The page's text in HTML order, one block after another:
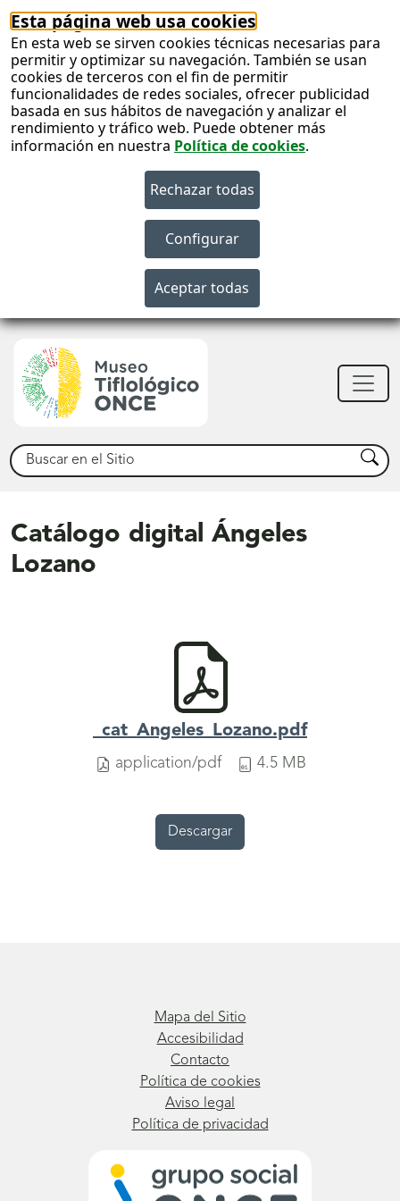
Esta página web usa cookies
En esta web se sirven cookies técnicas necesarias para
permitir y optimizar su navegación. También se usan
cookies de terceros con el fin de permitir
funcionalidades de redes sociales, ofrecer publicidad
basada en sus hábitos de navegación y analizar el
rendimiento y tráfico web. Puede obtener más
información en nuestra Política de cookies.
Buscar Buscar
Catálogo digital Ángeles
Lozano
_cat_Angeles_Lozano.pdf
application/pdf 4.5 MB
Descargar
Mapa del Sitio
Accesibilidad
Contacto
Política de cookies
Aviso legal
Política de privacidad